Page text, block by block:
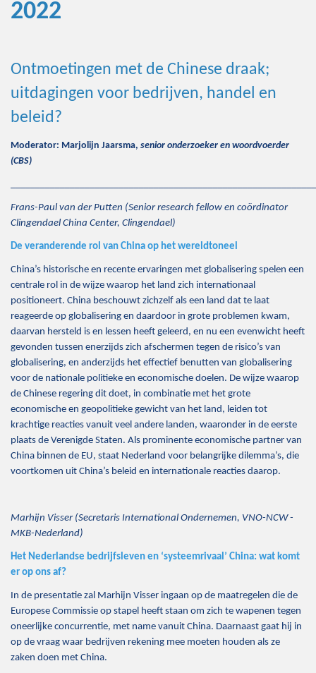
2022
Ontmoetingen met de Chinese draak;
uitdagingen voor bedrijven, handel en
beleid?
Moderator: Marjolijn Jaarsma, senior onderzoeker en woordvoerder
(CBS)
Frans-Paul van der Putten (Senior research fellow en coördinator
Clingendael China Center, Clingendael)
De veranderende rol van China op het wereldtoneel
China’s historische en recente ervaringen met globalisering spelen een
centrale rol in de wijze waarop het land zich internationaal
positioneert. China beschouwt zichzelf als een land dat te laat
reageerde op globalisering en daardoor in grote problemen kwam,
daarvan hersteld is en lessen heeft geleerd, en nu een evenwicht heeft
gevonden tussen enerzijds zich afschermen tegen de risico’s van
globalisering, en anderzijds het effectief benutten van globalisering
voor de nationale politieke en economische doelen. De wijze waarop
de Chinese regering dit doet, in combinatie met het grote
economische en geopolitieke gewicht van het land, leiden tot
krachtige reacties vanuit veel andere landen, waaronder in de eerste
plaats de Verenigde Staten. Als prominente economische partner van
China binnen de EU, staat Nederland voor belangrijke dilemma’s, die
voortkomen uit China’s beleid en internationale reacties daarop.
Marhijn Visser (Secretaris International Ondernemen, VNO-NCW -
MKB-Nederland)
Het Nederlandse bedrijfsleven en ‘systeemrivaal’ China: wat komt
er op ons af?
In de presentatie zal Marhijn Visser ingaan op de maatregelen die de
Europese Commissie op stapel heeft staan om zich te wapenen tegen
oneerlijke concurrentie, met name vanuit China. Daarnaast gaat hij in
op de vraag waar bedrijven rekening mee moeten houden als ze
zaken doen met China.